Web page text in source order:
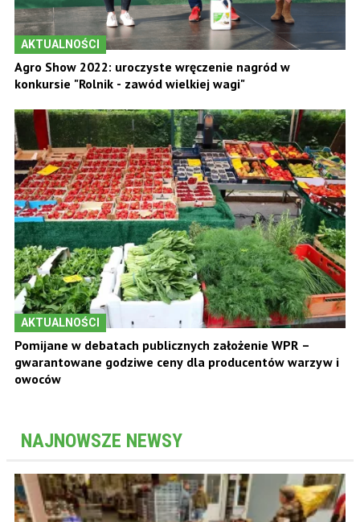
AKTUALNOŚCI
Agro Show 2022: uroczyste wręczenie nagród w
konkursie "Rolnik - zawód wielkiej wagi"
AKTUALNOŚCI
Pomijane w debatach publicznych założenie WPR –
gwarantowane godziwe ceny dla producentów warzyw i
owoców
NAJNOWSZE NEWSY